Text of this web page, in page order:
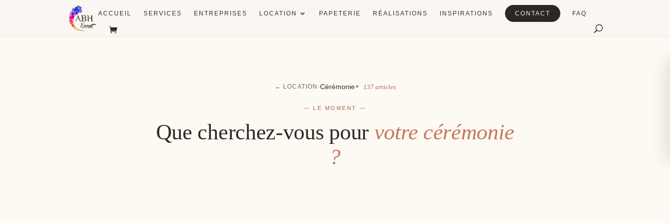
ACCUEIL SERVICES ENTREPRISES LOCATION PAPETERIE RÉALISATIONS INSPIRATIONS CONTACT FAQ
← LOCATION ›Cérémonie▼ 137 articles
— LE MOMENT —
Que cherchez-vous pour votre cérémonie
?